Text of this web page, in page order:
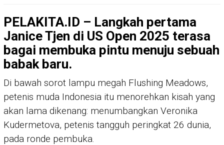
PELAKITA.ID – Langkah pertama
Janice Tjen di US Open 2025 terasa
bagai membuka pintu menuju sebuah
babak baru.
Di bawah sorot lampu megah Flushing Meadows,
petenis muda Indonesia itu menorehkan kisah yang
akan lama dikenang: menumbangkan Veronika
Kudermetova, petenis tangguh peringkat 26 dunia,
pada ronde pembuka.